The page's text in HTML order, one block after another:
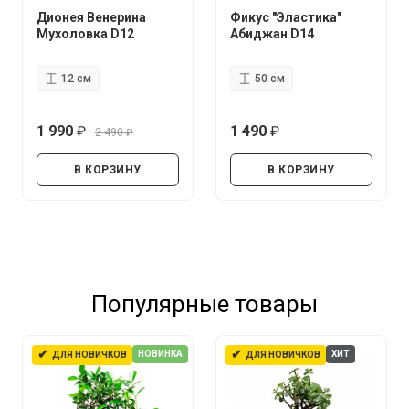
Дионея Венерина
Мухоловка D12
12 см
1 990
2 490
В КОРЗИНУ
Фикус "Эластика"
Абиджан D14
50 см
1 490
В КОРЗИНУ
Популярные товары
✔ ДЛЯ НОВИЧКОВ НОВИНКА ✔ ДЛЯ НОВИЧКОВ ХИТ